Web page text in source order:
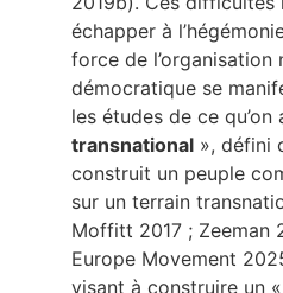
échapper à
force de
démocratique se
les études de ce qu’on
transnational », défini
construit un peuple
sur un terrain
Moffitt 2017 ; Zeeman
Europe Movement
visant à construire un